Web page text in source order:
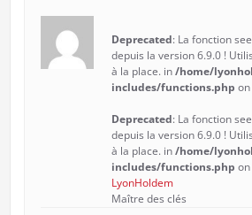
Deprecated: La fonction
depuis la version 6.9.0 !
à la place. in/home/
includes/functions.php
Deprecated: La fonction
depuis la version 6.9.0 !
à la place. in/home/
includes/functions.php
LyonHoldem
Maître des clés